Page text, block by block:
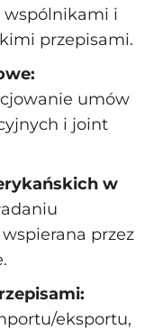
wspólnikami i
przepisami.
umów
i joint
w
przez
eksportu,